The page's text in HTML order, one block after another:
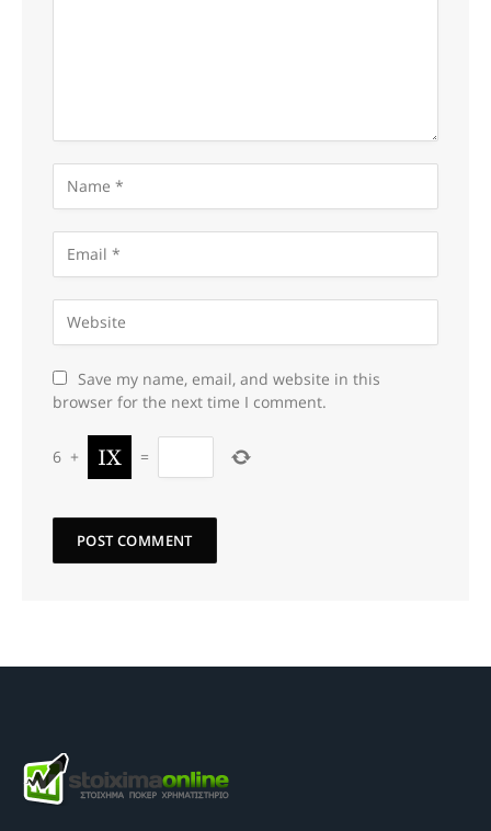
Save my name, email, and website in this
browser for the next time I comment.
6 + =